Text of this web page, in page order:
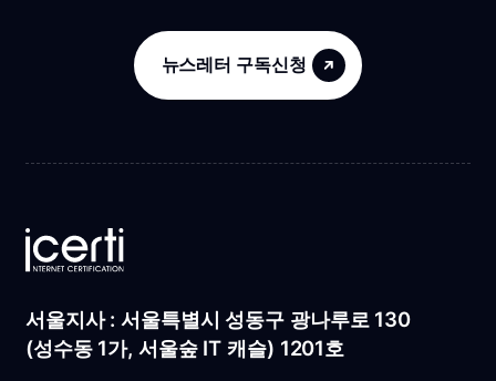
뉴스레터 구독신청
서울지사 : 서울특별시 성동구 광나루로 130
(성수동 1가, 서울숲 IT 캐슬) 1201호